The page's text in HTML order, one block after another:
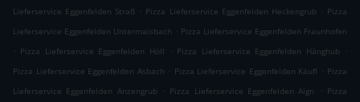
Lieferservice Eggenfelden Straß . Pizza Lieferservice Eggenfelden Heckengrub . Pizza
Lieferservice Eggenfelden Untermaisbach . Pizza Lieferservice Eggenfelden Fraunhofen
. Pizza Lieferservice Eggenfelden Höll . Pizza Lieferservice Eggenfelden Hänghub
.
Pizza Lieferservice Eggenfelden Asbach . Pizza Lieferservice Eggenfelden Käufl . Pizza
Lieferservice Eggenfelden Anzengrub
. Pizza Lieferservice Eggenfelden Aign . Pizza